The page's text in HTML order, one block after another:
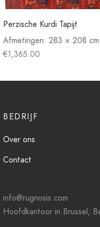
Perzische Kurdi Tapijt
Afmetingen: 283 × 208 cm
€1,365.00
BEDRIJF
Over ons
Contact
info@rugnosis.com
Hoofdkantoor in Brussel,